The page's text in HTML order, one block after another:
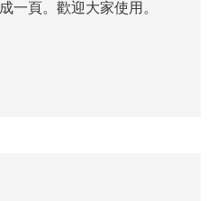
成一頁。歡迎大家使用。